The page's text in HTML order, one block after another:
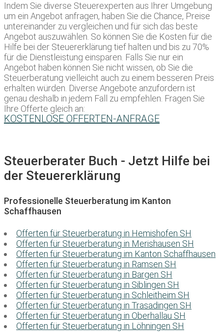
Indem Sie diverse Steuerexperten aus Ihrer Umgebung
um ein Angebot anfragen, haben Sie die Chance, Preise
untereinander zu vergleichen und für sich das beste
Angebot auszuwählen. So können Sie die Kosten für die
Hilfe bei der Steuererklärung tief halten und bis zu 70%
für die Dienstleistung einsparen. Falls Sie nur ein
Angebot haben können Sie nicht wissen, ob Sie die
Steuerberatung vielleicht auch zu einem besseren Preis
erhalten würden. Diverse Angebote anzufordern ist
genau deshalb in jedem Fall zu empfehlen. Fragen Sie
Ihre Offerte gleich an:
KOSTENLOSE OFFERTEN-ANFRAGE
Steuerberater Buch - Jetzt Hilfe bei
der Steuererklärung
Professionelle Steuerberatung im Kanton
Schaffhausen
Offerten für Steuerberatung in Hemishofen SH
Offerten für Steuerberatung in Merishausen SH
Offerten für Steuerberatung im Kanton Schaffhausen
Offerten für Steuerberatung in Ramsen SH
Offerten für Steuerberatung in Bargen SH
Offerten für Steuerberatung in Siblingen SH
Offerten für Steuerberatung in Schleitheim SH
Offerten für Steuerberatung in Trasadingen SH
Offerten für Steuerberatung in Oberhallau SH
Offerten für Steuerberatung in Löhningen SH